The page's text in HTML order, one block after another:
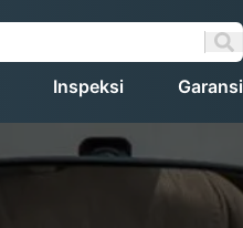
Inspeksi Garansi